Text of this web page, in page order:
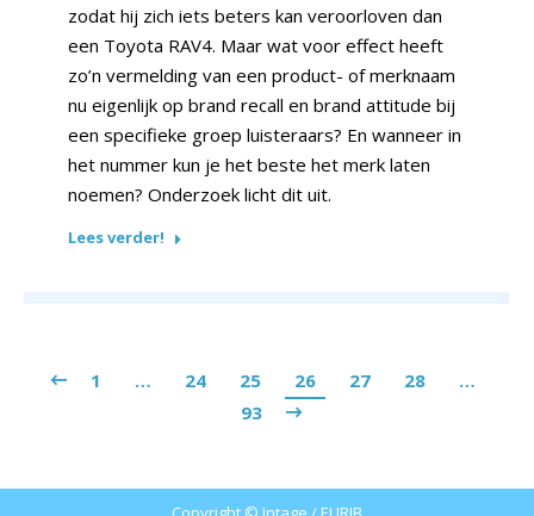
zodat hij zich iets beters kan veroorloven dan
een Toyota RAV4. Maar wat voor effect heeft
zo’n vermelding van een product- of merknaam
nu eigenlijk op brand recall en brand attitude bij
een specifieke groep luisteraars? En wanneer in
het nummer kun je het beste het merk laten
noemen? Onderzoek licht dit uit.
Lees verder!
1 … 24 25 26 27 28
…
93